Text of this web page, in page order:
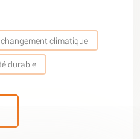
climatique
durable